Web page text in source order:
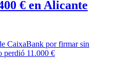
€ en Alicante